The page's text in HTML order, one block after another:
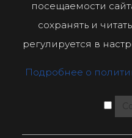
посещаемости
сохранять и
регулируется в
Подробнее о